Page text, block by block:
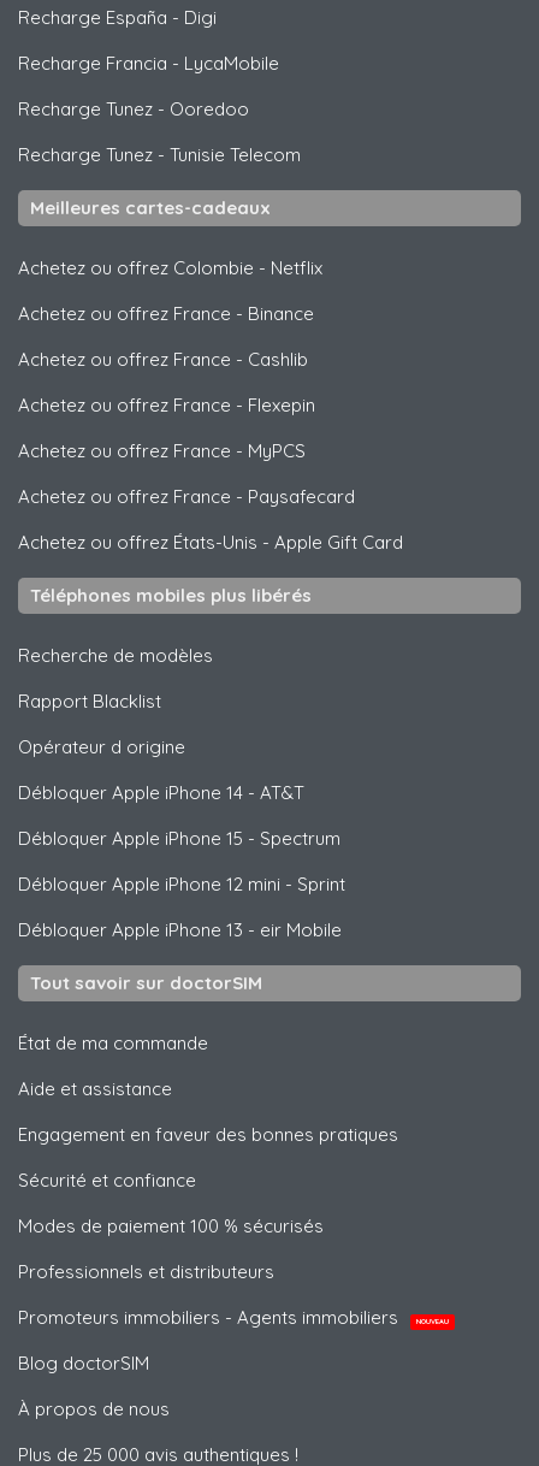
Recharge España - Digi
Recharge Francia - LycaMobile
Recharge Tunez - Ooredoo
Recharge Tunez - Tunisie Telecom
Meilleures cartes-cadeaux
Achetez ou offrez Colombie - Netflix
Achetez ou offrez France - Binance
Achetez ou offrez France - Cashlib
Achetez ou offrez France - Flexepin
Achetez ou offrez France - MyPCS
Achetez ou offrez France - Paysafecard
Achetez ou offrez États-Unis - Apple Gift Card
Téléphones mobiles plus libérés
Recherche de modèles
Rapport Blacklist
Opérateur d origine
Débloquer Apple iPhone 14 - AT&T
Débloquer Apple iPhone 15 - Spectrum
Débloquer Apple iPhone 12 mini - Sprint
Débloquer Apple iPhone 13 - eir Mobile
Tout savoir sur doctorSIM
État de ma commande
Aide et assistance
Engagement en faveur des bonnes pratiques
Sécurité et confiance
Modes de paiement 100 % sécurisés
Professionnels et distributeurs
Promoteurs immobiliers - Agents immobiliers
NOUVEAU
Blog doctorSIM
À propos de nous
Plus de 25 000 avis authentiques !